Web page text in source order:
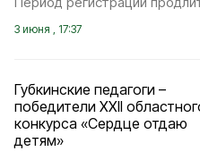
3 июня , 17:37
Губкинские педагоги –
победители XXII
конкурса «Сердце отдаю
детям»